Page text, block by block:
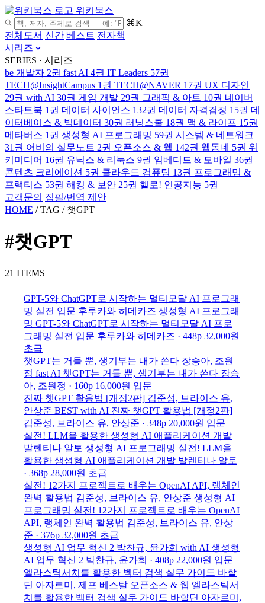
위키북스
⌘K
전체도서 신간 베스트 전자책
시리즈
SERIES · 시리즈
be 개발자 2권 fast AI 4권 IT Leaders 57권
TECH@InsightCampus 1권 TECH@NAVER 17권 UX 디자인
29권 with AI 30권 게임 개발 29권 그래픽 & 아트 10권 네이버
스타트북 1권 데이터 사이언스 132권 데이터 자격검정 15권 데
이터베이스 & 빅데이터 30권 러닝스쿨 18권 맥 & 라이프 15권
메타버스 1권 생성형 AI 프로그래밍 59권 시스템 & 네트워크
31권 어비의 실무노트 2권 오픈소스 & 웹 142권 웹동네 5권 위
키미디어 16권 유닉스 & 리눅스 9권 임베디드 & 모바일 36권
콘텐츠 크리에이션 5권 클라우드 컴퓨팅 13권 프로그래밍 &
프랙티스 53권 해킹 & 보안 25권 헬로! 인공지능 5권
고객문의 집필/번역 제안
HOME / TAG / 챗GPT
#챗GPT
21 ITEMS
GPT-5와 ChatGPT로 시작하는 멀티모달 AI 프로그래
밍 실전 입문 후루카와 히데카즈 생성형 AI 프로그래
밍 GPT-5와 ChatGPT로 시작하는 멀티모달 AI 프로
그래밍 실전 입문 후루카와 히데카즈 · 448p 32,000원
초급
챗GPT는 거들 뿐, 생기부는 내가 쓴다 장승아, 조원
정 fast AI 챗GPT는 거들 뿐, 생기부는 내가 쓴다 장승
아, 조원정 · 160p 16,000원 입문
진짜 챗GPT 활용법 [개정2판] 김준성, 브라이스 유,
안상준 BEST with AI 진짜 챗GPT 활용법 [개정2판]
김준성, 브라이스 유, 안상준 · 348p 20,000원 입문
실전! LLM을 활용한 생성형 AI 애플리케이션 개발
발렌티나 알토 생성형 AI 프로그래밍 실전! LLM을
활용한 생성형 AI 애플리케이션 개발 발렌티나 알토
· 368p 28,000원 초급
실전! 12가지 프로젝트로 배우는 OpenAI API, 랭체인
완벽 활용법 김준성, 브라이스 유, 안상준 생성형 AI
프로그래밍 실전! 12가지 프로젝트로 배우는 OpenAI
API, 랭체인 완벽 활용법 김준성, 브라이스 유, 안상
준 · 376p 32,000원 초급
생성형 AI 업무 혁신 2 박찬규, 윤가희 with AI 생성형
AI 업무 혁신 2 박찬규, 윤가희 · 408p 22,000원 입문
엘라스틱서치를 활용한 벡터 검색 실무 가이드 바할
딘 아자르미, 제프 베스탈 오픈소스 & 웹 엘라스틱서
치를 활용한 벡터 검색 실무 가이드 바할딘 아자르미,